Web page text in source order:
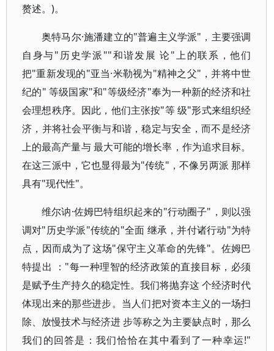
赘述。)。
奥特马尔·施潘建立的"普遍主义学派"，主要强调
自身与"历史学派""和谐发展 论"上的联系，他们
把"重新发现的"亚当·米勒视为"精神之父"，并将中世
纪的" 等级国家"和"等级经济"奉为一种新的经济和社
会理想秩序。因此，他们主张按"等 级"形式来组织经
济，并将社会平衡与和谐，稳定与安全，而不是经济
上的最高产量与 最大可能的增长率，作为追求目标。
在这三派中，它也显得最为"传统"，不像另两派 那样
具有"现代性"。
维尔讷·佐姆巴特组织起来的"行动圈子"，则以强
调对"历史学派"传统的"全面 继承，并付诸行动"为特
点，因而成为了这场"保守主义革命的先锋"。佐姆巴
特提出 ："每一种理智的经济政策的直接目标，必须
是赋予生产持久的稳定性。我们将抛弃这 个经济时代
体现出来的那些进步。当人们把对资本主义的一场扫
除、放慢技术与经济进 步等称之为主要缺点时，那么
我们的回答是：我们恰恰在其中看到了一种幸运!"